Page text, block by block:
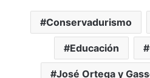
Conservadurismo
Educación
José Ortega y